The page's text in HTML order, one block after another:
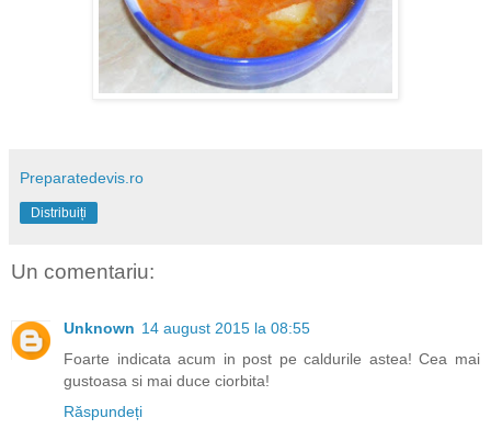
Preparatedevis.ro
Distribuiți
Un comentariu:
Unknown 14 august 2015 la 08:55
Foarte indicata acum in post pe caldurile astea! Cea mai
gustoasa si mai duce ciorbita!
Răspundeți